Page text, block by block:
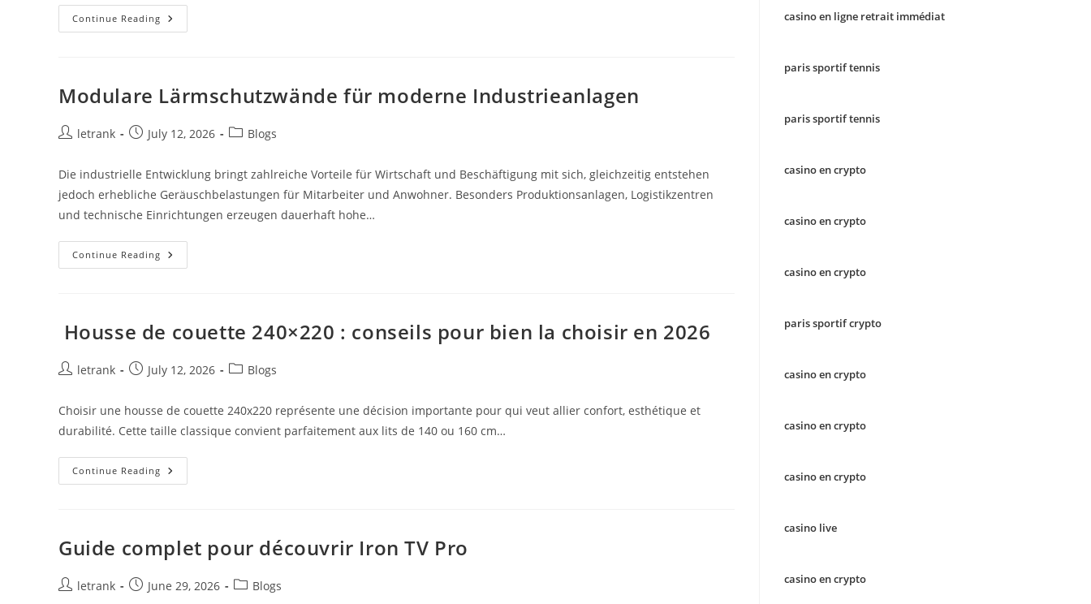
Continue Reading Dératisation
Urgence
Contre
Les
Les
Souris
Modulare Lärmschutzwände für moderne Industrieanlagen
Postletrank
PostJuly 12, 2026
PostBlogs
Die industrielle Entwicklung bringt zahlreiche Vorteile für Wirtschaft und Beschäftigung mit sich, gleichzeitig entstehen
jedoch erhebliche Geräuschbelastungen für Mitarbeiter und Anwohner. Besonders Produktionsanlagen, Logistikzentren
und technische Einrichtungen erzeugen dauerhaft hohe…
Continue Reading Modulare
Lärmschutzwände
Housse de couette 240×220 : conseils pour bien la choisir en 2026
Postletrank
PostJuly 12, 2026
PostBlogs
Choisir une housse de couette 240x220 représente une décision importante pour qui veut allier confort, esthétique et
durabilité. Cette taille classique convient parfaitement aux lits de 140 ou 160 cm…
Continue Reading Housse
De
Pour
Bien
La
En
2026
Guide complet pour découvrir Iron TV Pro
Postletrank
PostJune 29, 2026
PostBlogs
casino en ligne retrait immédiat
paris sportif tennis
paris sportif tennis
casino en crypto
casino en crypto
casino en crypto
paris sportif crypto
casino en crypto
casino en crypto
casino en crypto
casino live
casino en crypto